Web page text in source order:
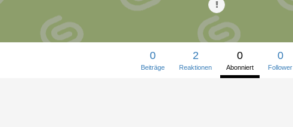
0
Beiträge
2
Reaktionen
0
Abonniert
0
Follower